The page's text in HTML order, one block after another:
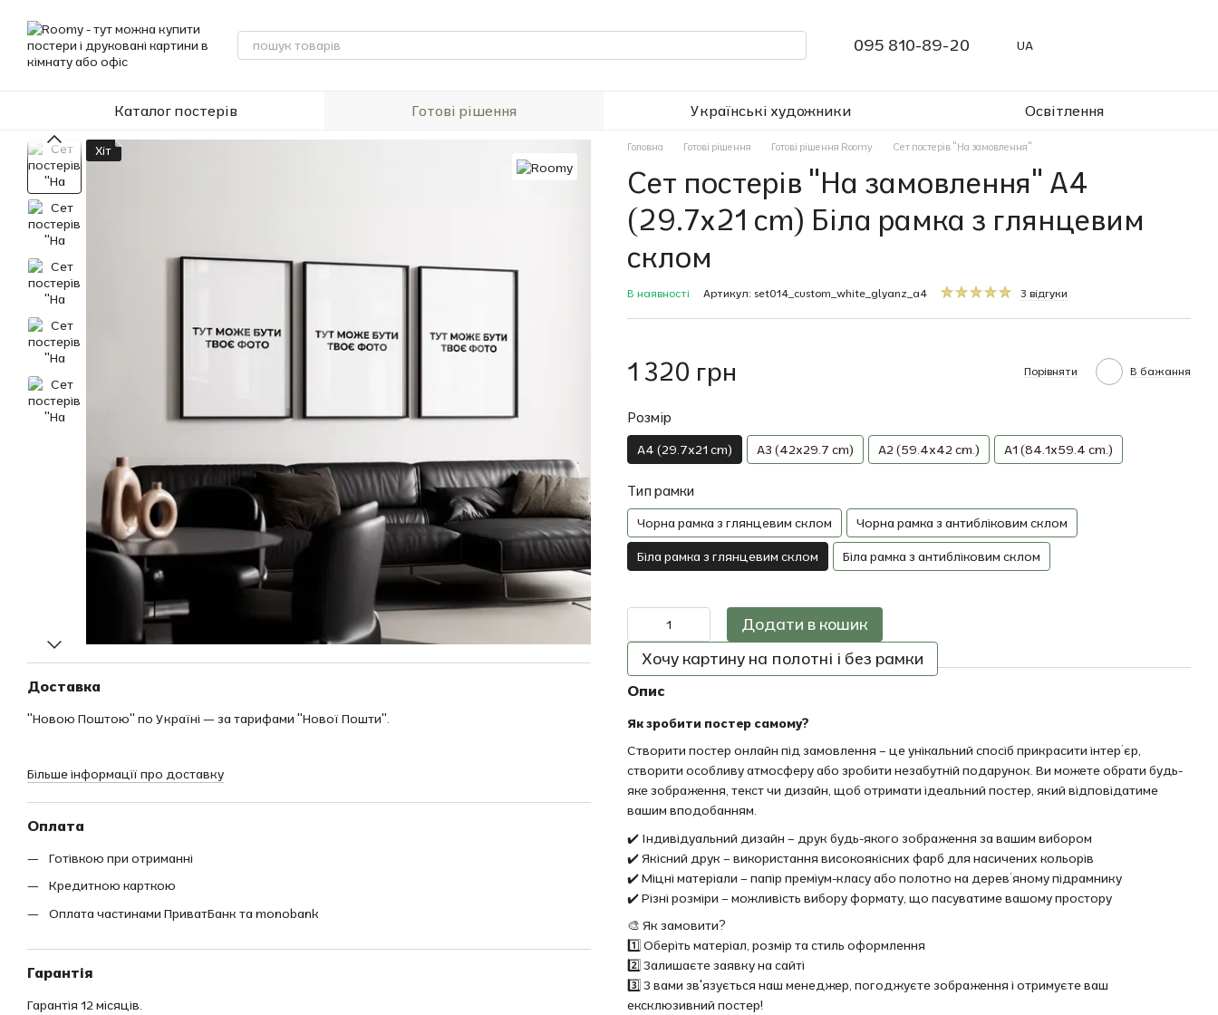
095 810-89-20 UA
Каталог постерів Готові рішення Українські художники Освітлення
Хіт
Доставка
"Новою Поштою" по Україні — за тарифами "Нової Пошти".
Більше інформації про доставку
Оплата
Готівкою при отриманні
Кредитною карткою
Оплата частинами ПриватБанк та monobank
Гарантія
Гарантія 12 місяців.
Головна Готові рішення Готові рішення Roomy Сет постерів "На замовлення"
Сет постерів "На замовлення" A4
(29.7x21 cm) Біла рамка з глянцевим
склом
В наявності Артикул: set014_custom_white_glyanz_a4 3 відгуки
1 320 грн Порівняти В бажання
Розмір
A4 (29.7x21 cm) A3 (42x29.7 cm) A2 (59.4x42 cm.) A1 (84.1x59.4 cm.)
Тип рамки
Чорна рамка з глянцевим склом Чорна рамка з антибліковим склом
Біла рамка з глянцевим склом Біла рамка з антибліковим склом
Додати в кошик
Хочу картину на полотні і без рамки
Опис
Як зробити постер самому?
Створити постер онлайн під замовлення – це унікальний спосіб прикрасити інтер’єр,
створити особливу атмосферу або зробити незабутній подарунок. Ви можете обрати будь-
яке зображення, текст чи дизайн, щоб отримати ідеальний постер, який відповідатиме
вашим вподобанням.
✔️ Індивідуальний дизайн – друк будь-якого зображення за вашим вибором
✔️ Якісний друк – використання високоякісних фарб для насичених кольорів
✔️ Міцні матеріали – папір преміум-класу або полотно на дерев’яному підрамнику
✔️ Різні розміри – можливість вибору формату, що пасуватиме вашому простору
🎨 Як замовити?
1️⃣ Оберіть матеріал, розмір та стиль оформлення
2️⃣ Залишаєте заявку на сайті
3️⃣ З вами зв'язується наш менеджер, погоджуєте зображення і отримуєте ваш
ексклюзивний постер!